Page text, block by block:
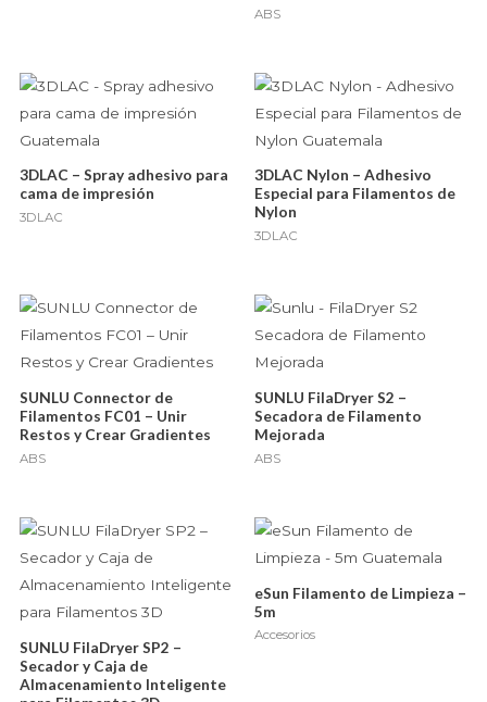
ABS
3DLAC – Spray adhesivo para
cama de impresión
3DLAC
3DLAC Nylon – Adhesivo
Especial para Filamentos de
Nylon
3DLAC
SUNLU Connector de
Filamentos FC01 – Unir
Restos y Crear Gradientes
ABS
SUNLU FilaDryer S2 –
Secadora de Filamento
Mejorada
ABS
SUNLU FilaDryer SP2 –
Secador y Caja de
Almacenamiento Inteligente
eSun Filamento de Limpieza –
5m
Accesorios